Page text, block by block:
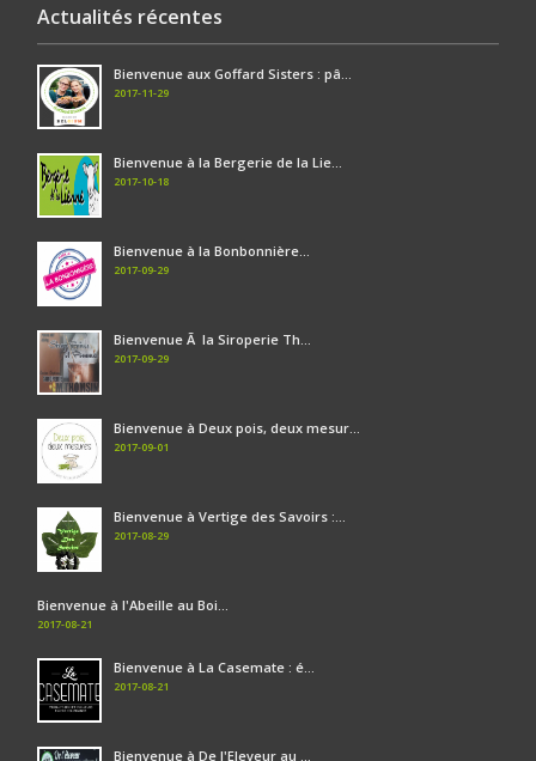
Actualités récentes
Bienvenue aux Goffard Sisters : pâ...
2017-11-29
Bienvenue à la Bergerie de la Lie...
2017-10-18
Bienvenue à la Bonbonnière...
2017-09-29
Bienvenue Ã la Siroperie Th...
2017-09-29
Bienvenue à Deux pois, deux mesur...
2017-09-01
Bienvenue à Vertige des Savoirs :...
2017-08-29
Bienvenue à l'Abeille au Boi...
2017-08-21
Bienvenue à La Casemate : é...
2017-08-21
Bienvenue à De l'Eleveur au ...